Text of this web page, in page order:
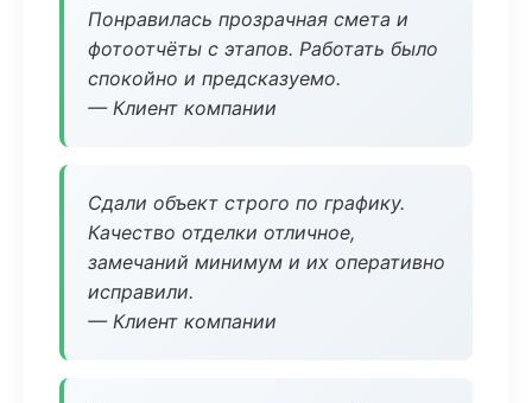
Понравилась прозрачная смета и
фотоотчёты с этапов. Работать было
спокойно и предсказуемо.
— Клиент компании
Сдали объект строго по графику.
Качество отделки отличное,
замечаний минимум и их оперативно
исправили.
— Клиент компании